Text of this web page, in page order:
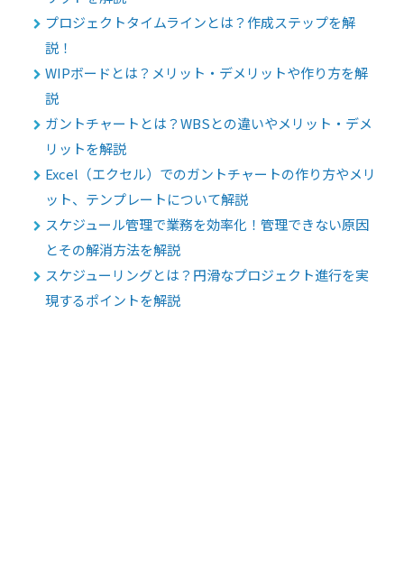
プロジェクトタイムラインとは？作成ステップを解
説！
WIPボードとは？メリット・デメリットや作り方を解
説
ガントチャートとは？WBSとの違いやメリット・デメ
リットを解説
Excel（エクセル）でのガントチャートの作り方やメリ
ット、テンプレートについて解説
スケジュール管理で業務を効率化！管理できない原因
とその解消方法を解説
スケジューリングとは？円滑なプロジェクト進行を実
現するポイントを解説